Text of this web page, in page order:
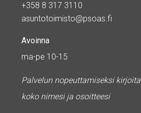
+358 8 317 3110
asuntotoimisto@psoas.fi
Avoinna
ma-pe 10-15
Palvelun nopeuttamiseksi
koko nimesi ja osoitteesi